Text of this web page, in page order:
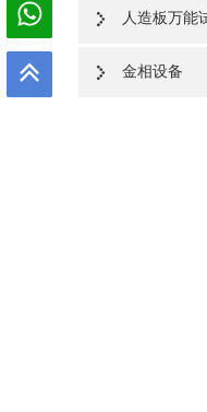
人造板万能
金相设备